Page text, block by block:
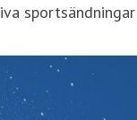
sportsändningar